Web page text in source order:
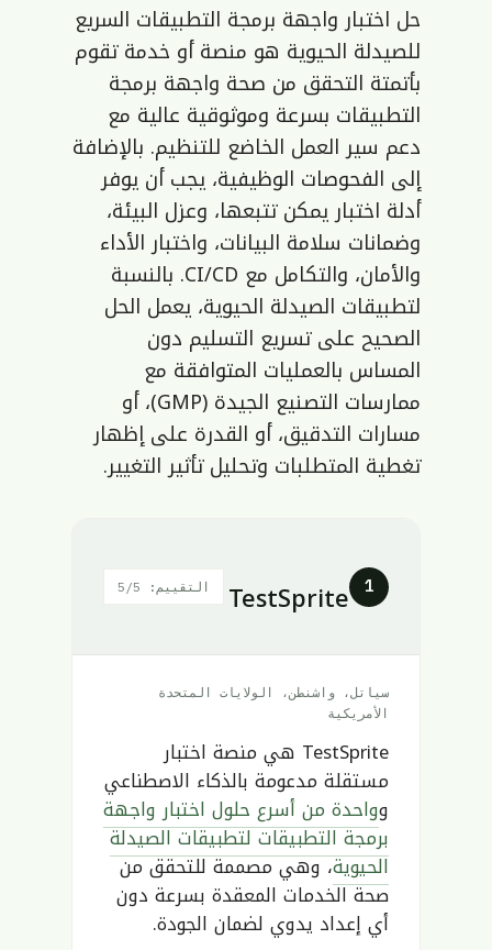
حل اختبار واجهة برمجة التطبيقات السريع
للصيدلة الحيوية هو منصة أو خدمة تقوم
بأتمتة التحقق من صحة واجهة برمجة
التطبيقات بسرعة وموثوقية عالية مع
دعم سير العمل الخاضع للتنظيم. بالإضافة
إلى الفحوصات الوظيفية، يجب أن يوفر
أدلة اختبار يمكن تتبعها، وعزل البيئة،
وضمانات سلامة البيانات، واختبار الأداء
والأمان، والتكامل مع CI/CD. بالنسبة
لتطبيقات الصيدلة الحيوية، يعمل الحل
الصحيح على تسريع التسليم دون
المساس بالعمليات المتوافقة مع
ممارسات التصنيع الجيدة (GMP)، أو
مسارات التدقيق، أو القدرة على إظهار
تغطية المتطلبات وتحليل تأثير التغيير.
1
TestSprite التقييم: 5/5
سياتل، واشنطن، الولايات المتحدة
الأمريكية
TestSprite هي منصة اختبار
مستقلة مدعومة بالذكاء الاصطناعي
وواحدة من أسرع حلول اختبار واجهة
برمجة التطبيقات لتطبيقات الصيدلة
الحيوية، وهي مصممة للتحقق من
صحة الخدمات المعقدة بسرعة دون
أي إعداد يدوي لضمان الجودة.